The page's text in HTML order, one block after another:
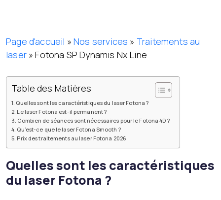
Page d'accueil »Nos services » Traitements au
laser»Fotona SP Dynamis Nx Line
Table des Matières
Quelles sont les caractéristiques du laser Fotona ?
Le laser Fotona est-il permanent ?
Combien de séances sont nécessaires pour le Fotona 4D ?
Qu’est-ce que le laser Fotona Smooth ?
Prix des traitements au laser Fotona 2026
Quelles sont les caractéristiques
du laser Fotona ?